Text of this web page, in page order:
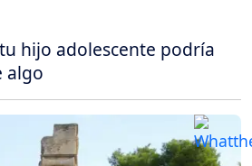
hijo adolescente podría
algo